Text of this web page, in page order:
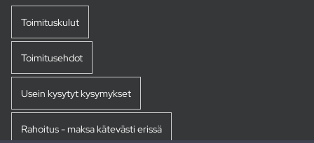
Toimituskulut
Toimitusehdot
Usein kysytyt kysymykset
Rahoitus - maksa kätevästi erissä